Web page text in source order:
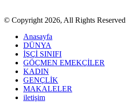
© Copyright 2026, All Rights Reserved
Anasayfa
DÜNYA
İŞÇİ SINIFI
GÖÇMEN EMEKÇİLER
KADIN
GENÇLİK
MAKALELER
iletişim